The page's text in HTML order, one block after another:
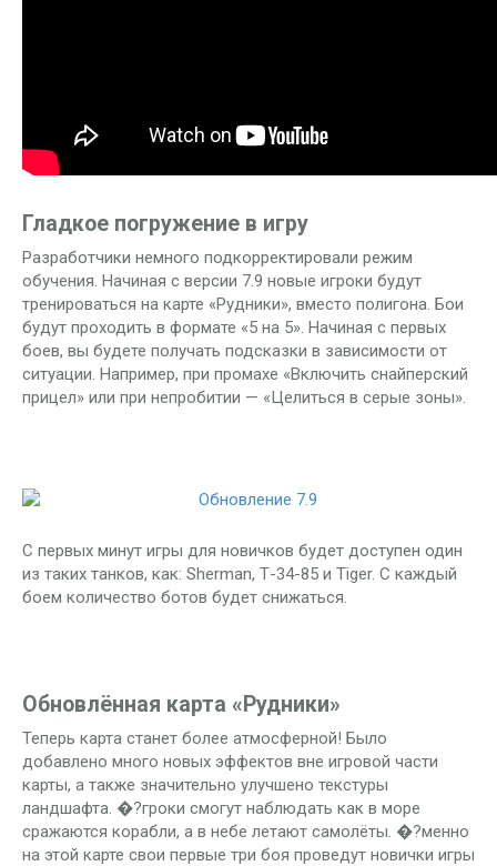
Гладкое погружение в игру
Разработчики немного подкорректировали режим
обучения. Начиная с версии 7.9 новые игроки будут
тренироваться на карте «Рудники», вместо полигона. Бои
будут проходить в формате «5 на 5». Начиная с первых
боев, вы будете получать подсказки в зависимости от
ситуации. Например, при промахе «Включить снайперский
прицел» или при непробитии — «Целиться в серые зоны».
С первых минут игры для новичков будет доступен один
из таких танков, как: Sherman, Т-34-85 и Tiger. С каждый
боем количество ботов будет снижаться.
Обновлённая карта «Рудники»
Теперь карта станет более атмосферной! Было
добавлено много новых эффектов вне игровой части
карты, а также значительно улучшено текстуры
ландшафта. �?гроки смогут наблюдать как в море
сражаются корабли, а в небе летают самолёты. �?менно
на этой карте свои первые три боя проведут новички игры